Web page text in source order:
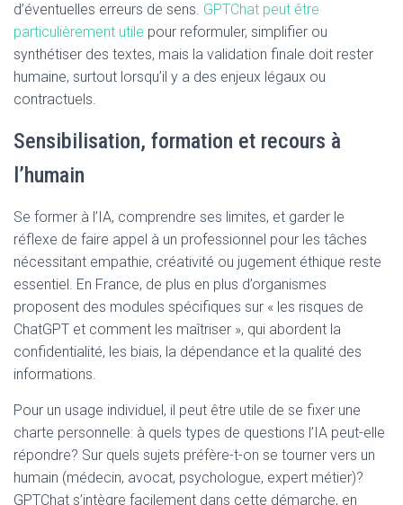
d’éventuelles erreurs de sens. GPTChat peut être
particulièrement utile pour reformuler, simplifier ou
synthétiser des textes, mais la validation finale doit rester
humaine, surtout lorsqu’il y a des enjeux légaux ou
contractuels.
Sensibilisation, formation et recours à
l’humain
Se former à l’IA, comprendre ses limites, et garder le
réflexe de faire appel à un professionnel pour les tâches
nécessitant empathie, créativité ou jugement éthique reste
essentiel. En France, de plus en plus d’organismes
proposent des modules spécifiques sur « les risques de
ChatGPT et comment les maîtriser », qui abordent la
confidentialité, les biais, la dépendance et la qualité des
informations.
Pour un usage individuel, il peut être utile de se fixer une
charte personnelle: à quels types de questions l’IA peut-elle
répondre? Sur quels sujets préfère-t-on se tourner vers un
humain (médecin, avocat, psychologue, expert métier)?
GPTChat s’intègre facilement dans cette démarche, en